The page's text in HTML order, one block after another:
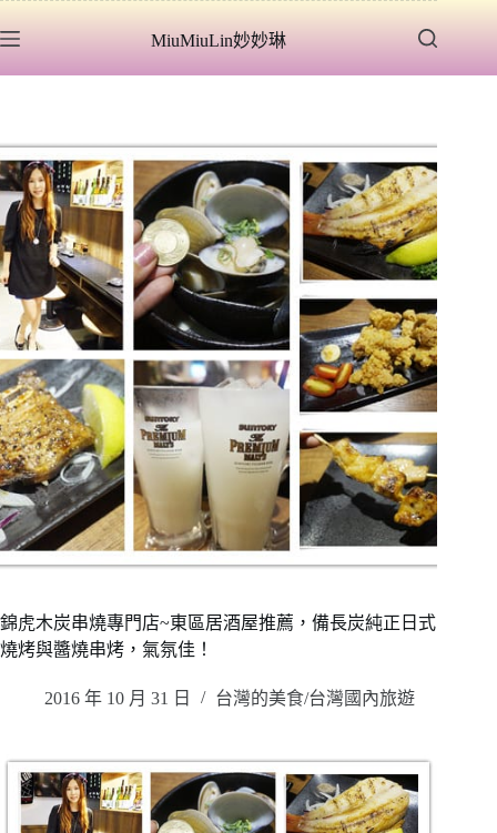
至
容
MiuMiuLin妙妙琳
錦虎木炭串燒專門店~東區居酒屋推薦，備長炭純正日式
燒烤與醬燒串烤，氣氛佳！
2016 年 10 月 31 日 台灣的美食/台灣國內旅遊